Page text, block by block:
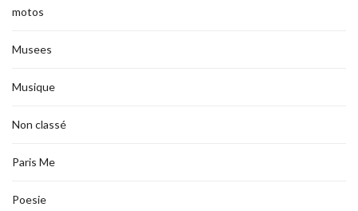
motos
Musees
Musique
Non classé
Paris Me
Poesie